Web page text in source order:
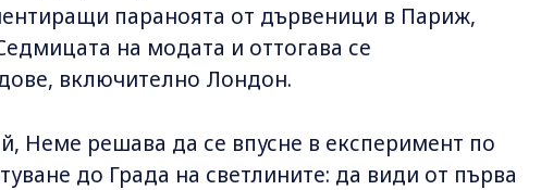
параноята от дървеници в Париж,
на модата и оттогава се
включително Лондон.
Неме решава да се впусне в експеримент по
до Града на светлините: да види от първа